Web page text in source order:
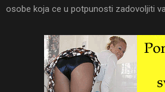
osobe koja ce u potpunosti zadovoljiti